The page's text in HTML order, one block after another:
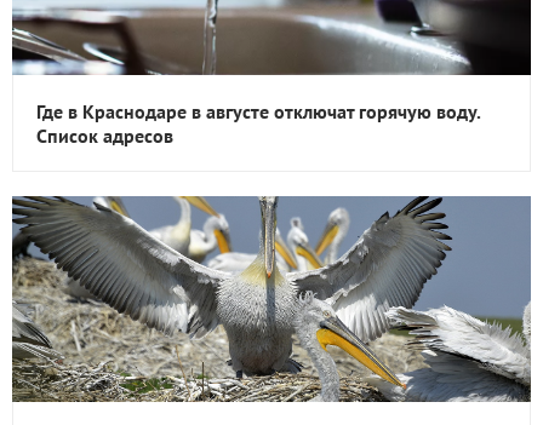
Где в Краснодаре в августе отключат горячую воду.
Список адресов